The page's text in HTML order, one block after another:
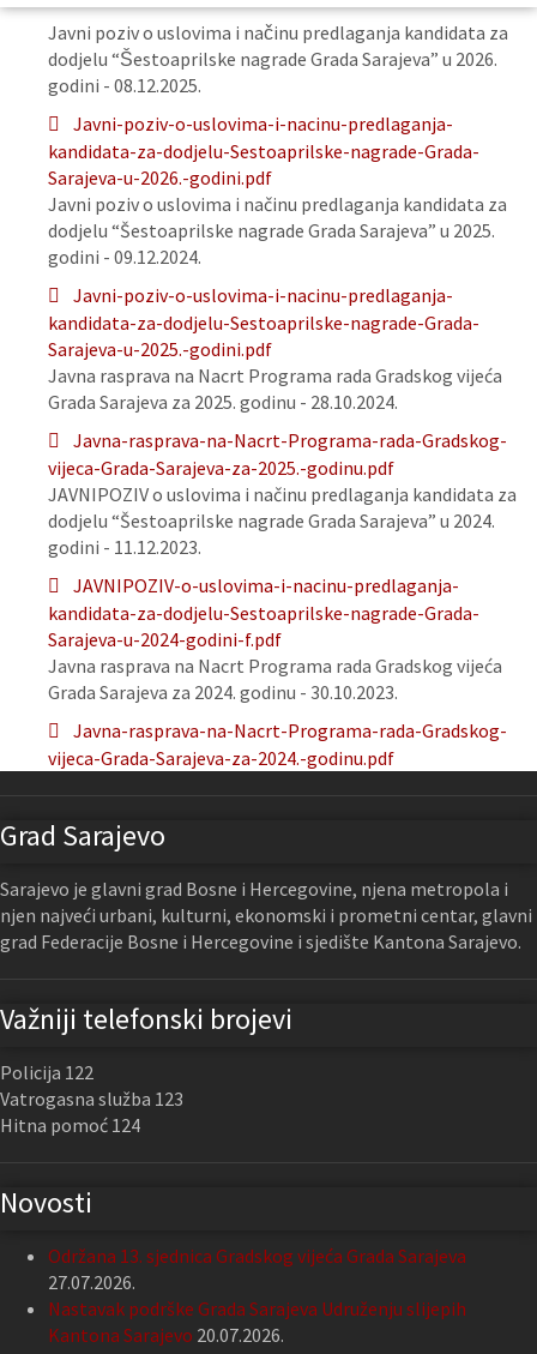
Javni poziv o uslovima i načinu predlaganja kandidata za
dodjelu “Šestoaprilske nagrade Grada Sarajeva” u 2026.
godini - 08.12.2025.
Javni-poziv-o-uslovima-i-nacinu-predlaganja-
kandidata-za-dodjelu-Sestoaprilske-nagrade-Grada-
Sarajeva-u-2026.-godini.pdf
Javni poziv o uslovima i načinu predlaganja kandidata za
dodjelu “Šestoaprilske nagrade Grada Sarajeva” u 2025.
godini - 09.12.2024.
Javni-poziv-o-uslovima-i-nacinu-predlaganja-
kandidata-za-dodjelu-Sestoaprilske-nagrade-Grada-
Sarajeva-u-2025.-godini.pdf
Javna rasprava na Nacrt Programa rada Gradskog vijeća
Grada Sarajeva za 2025. godinu - 28.10.2024.
Javna-rasprava-na-Nacrt-Programa-rada-Gradskog-
vijeca-Grada-Sarajeva-za-2025.-godinu.pdf
JAVNIPOZIV o uslovima i načinu predlaganja kandidata za
dodjelu “Šestoaprilske nagrade Grada Sarajeva” u 2024.
godini - 11.12.2023.
JAVNIPOZIV-o-uslovima-i-nacinu-predlaganja-
kandidata-za-dodjelu-Sestoaprilske-nagrade-Grada-
Sarajeva-u-2024-godini-f.pdf
Javna rasprava na Nacrt Programa rada Gradskog vijeća
Grada Sarajeva za 2024. godinu - 30.10.2023.
Javna-rasprava-na-Nacrt-Programa-rada-Gradskog-
vijeca-Grada-Sarajeva-za-2024.-godinu.pdf
Grad Sarajevo
Sarajevo je glavni grad Bosne i Hercegovine, njena metropola i
njen najveći urbani, kulturni, ekonomski i prometni centar, glavni
grad Federacije Bosne i Hercegovine i sjedište Kantona Sarajevo.
Važniji telefonski brojevi
Policija 122
Vatrogasna služba 123
Hitna pomoć 124
Novosti
Održana 13. sjednica Gradskog vijeća Grada Sarajeva
27.07.2026.
Nastavak podrške Grada Sarajeva Udruženju slijepih
Kantona Sarajevo 20.07.2026.